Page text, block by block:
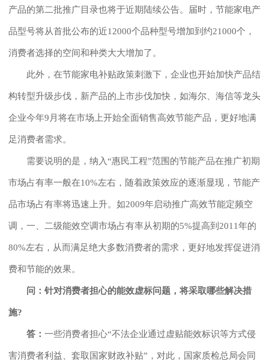
产品的第二批推广目录也将于近期陆续公告。届时，节能家电产
品型号将从首批公布的近12000个品种型号增加到约21000个，
消费者选择的空间和种类大大增加了。
此外，在节能家电补贴政策刺激下，企业也开始加快产品结
构转型升级步伐，新产品的上市步伐加快，如海尔、海信等龙头
企业今年9月将在市场上开始全面销售高效节能产品，更好地满
足消费者需求。
需要说明的是，纳入“惠民工程”范围的节能产品在推广初期
市场占有率一般在10%左右，随着政策效应的逐渐显现，节能产
品市场占有率将迅速上升。如2009年启动推广高效节能定频空
调，一、二级能效空调市场占有率从初期的5%提高到2011年的
80%左右，从而满足绝大多数消费者的需求，更好地发挥促进消
费和节能的效果。
问：针对消费者担心的能效虚标问题，将采取哪些解决措
施?
答： 一些消费者担心“不法企业通过虚贴能效标识等方式侵
害消费者利益、套取国家财政补贴”，对此，国家质检总局会同